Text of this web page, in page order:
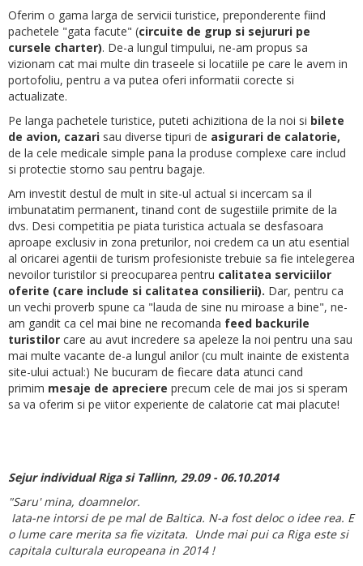
Oferim o gama larga de servicii turistice, preponderente fiind
pachetele "gata facute" (circuite de grup si sejururi pe
cursele charter). De-a lungul timpului, ne-am propus sa
vizionam cat mai multe din traseele si locatiile pe care le avem in
portofoliu, pentru a va putea oferi informatii corecte si
actualizate.
Pe langa pachetele turistice, puteti achizitiona de la noi si bilete
de avion, cazari sau diverse tipuri de asigurari de calatorie,
de la cele medicale simple pana la produse complexe care includ
si protectie storno sau pentru bagaje.
Am investit destul de mult in site-ul actual si incercam sa il
imbunatatim permanent, tinand cont de sugestiile primite de la
dvs. Desi competitia pe piata turistica actuala se desfasoara
aproape exclusiv in zona preturilor, noi credem ca un atu esential
al oricarei agentii de turism profesioniste trebuie sa fie intelegerea
nevoilor turistilor si preocuparea pentru calitatea serviciilor
oferite (care include si calitatea consilierii). Dar, pentru ca
un vechi proverb spune ca "lauda de sine nu miroase a bine", ne-
am gandit ca cel mai bine ne recomanda feed backurile
turistilor care au avut incredere sa apeleze la noi pentru una sau
mai multe vacante de-a lungul anilor (cu mult inainte de existenta
site-ului actual:) Ne bucuram de fiecare data atunci cand
primim mesaje de apreciere precum cele de mai jos si speram
sa va oferim si pe viitor experiente de calatorie cat mai placute!
Sejur individual Riga si Tallinn, 29.09 - 06.10.2014
"Saru' mina, doamnelor.
Iata-ne intorsi de pe mal de Baltica. N-a fost deloco idee rea. E
o lume care merita sa fie vizitata. Unde mai pui ca Riga este si
capitala culturala europeana in 2014 !